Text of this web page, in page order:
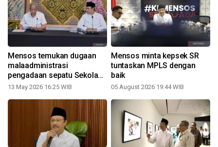
Mensos temukan dugaan
malaadministrasi
pengadaan sepatu Sekolah
Rakyat
13 May 2026 16:25 WIB
Mensos minta kepsek SR
tuntaskan MPLS dengan
baik
05 August 2026 19:44 WIB